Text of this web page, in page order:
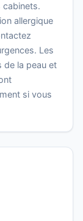
cabinets.
allergique
Les
de la peau et
si vous